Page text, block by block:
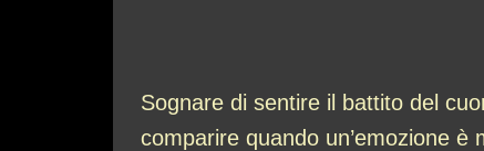
Sognare di sentire il battito del
comparire quando un’emozione